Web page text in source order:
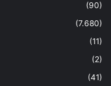
(90)
(7.680)
(11)
(2)
(41)